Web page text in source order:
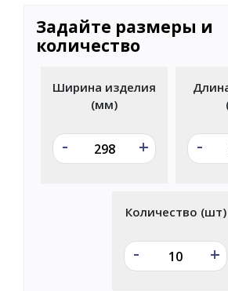
Задайте размеры и
количество
Ширина изделия
(мм)
- + -
Количество (шт)
- +